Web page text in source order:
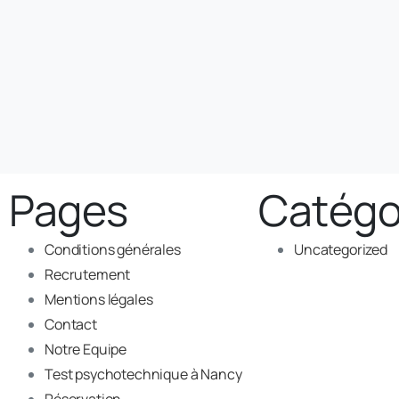
Pages
Conditions générales
Recrutement
Mentions légales
Contact
Notre Equipe
Test psychotechnique à Nancy
Uncategorized